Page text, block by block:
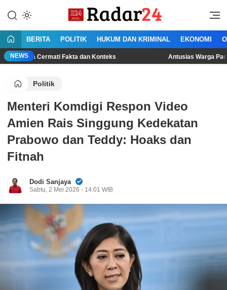
konten
Radar24.co.id
Jujur Lantang Bersuara
BERITA POLITIK HUKUM DAN KRIMINAL EKONOMI
NEWSFakta dan Konteks Antusias Warga Padati Lokasi
Politik
Menteri Komdigi Respon Video
Amien Rais Singgung Kedekatan
Prabowo dan Teddy: Hoaks dan
Fitnah
Dodi Sanjaya
Sabtu, 2 Mei 2026 - 14:01 WIB